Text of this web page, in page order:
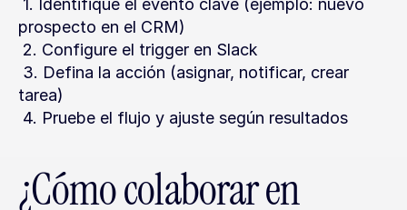
prospecto en el CRM)
2. Configure el trigger en Slack
tarea)
4. Pruebe el flujo y ajuste según resultados
¿Cómo colaborar en